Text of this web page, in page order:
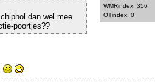
WMRindex: 356
OTindex: 0
dan wel mee
poortjes??